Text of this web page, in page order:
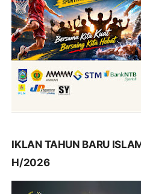
IKLAN TAHUN BARU
H/2026